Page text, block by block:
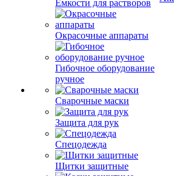
Емкости для растворов
Окрасочные аппараты
Гибочное оборудование
ручное
Сварочные маски
Защита для рук
Спецодежда
Щитки защитные